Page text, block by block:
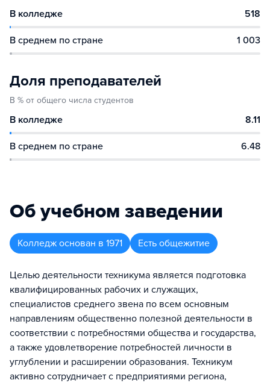
В колледже 518
В среднем по стране 1 003
Доля преподавателей
В % от общего числа студентов
В колледже 8.11
В среднем по стране 6.48
Об учебном заведении
Колледж основан в 1971 Есть общежитие
Целью деятельности техникума является подготовка
квалифицированных рабочих и служащих,
специалистов среднего звена по всем основным
направлениям общественно полезной деятельности в
соответствии с потребностями общества и государства,
а также удовлетворение потребностей личности в
углублении и расширении образования. Техникум
активно сотрудничает с предприятиями региона,